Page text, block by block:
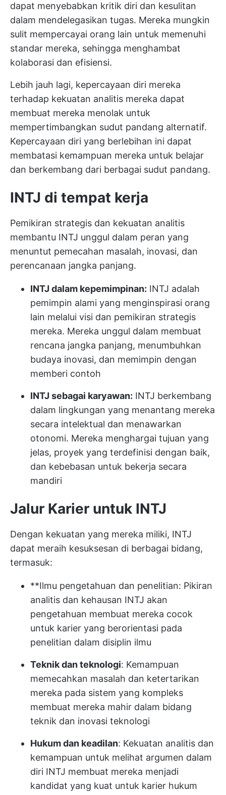
dapat menyebabkan kritik diri dan kesulitan
dalam mendelegasikan tugas. Mereka mungkin
sulit mempercayai orang lain untuk memenuhi
standar mereka, sehingga menghambat
kolaborasi dan efisiensi.
Lebih jauh lagi, kepercayaan diri mereka
terhadap kekuatan analitis mereka dapat
membuat mereka menolak untuk
mempertimbangkan sudut pandang alternatif.
Kepercayaan diri yang berlebihan ini dapat
membatasi kemampuan mereka untuk belajar
dan berkembang dari berbagai sudut pandang.
INTJ di tempat kerja
Pemikiran strategis dan kekuatan analitis
membantu INTJ unggul dalam peran yang
menuntut pemecahan masalah, inovasi, dan
perencanaan jangka panjang.
INTJ dalam kepemimpinan: INTJ adalah
pemimpin alami yang menginspirasi orang
lain melalui visi dan pemikiran strategis
mereka. Mereka unggul dalam membuat
rencana jangka panjang, menumbuhkan
budaya inovasi, dan memimpin dengan
memberi contoh
INTJ sebagai karyawan: INTJ berkembang
dalam lingkungan yang menantang mereka
secara intelektual dan menawarkan
otonomi. Mereka menghargai tujuan yang
jelas, proyek yang terdefinisi dengan baik,
dan kebebasan untuk bekerja secara
mandiri
Jalur Karier untuk INTJ
Dengan kekuatan yang mereka miliki, INTJ
dapat meraih kesuksesan di berbagai bidang,
termasuk:
**Ilmu pengetahuan dan penelitian: Pikiran
analitis dan kehausan INTJ akan
pengetahuan membuat mereka cocok
untuk karier yang berorientasi pada
penelitian dalam disiplin ilmu
Teknik dan teknologi: Kemampuan
memecahkan masalah dan ketertarikan
mereka pada sistem yang kompleks
membuat mereka mahir dalam bidang
teknik dan inovasi teknologi
Hukum dan keadilan: Kekuatan analitis dan
kemampuan untuk melihat argumen dalam
diri INTJ membuat mereka menjadi
kandidat yang kuat untuk karier hukum